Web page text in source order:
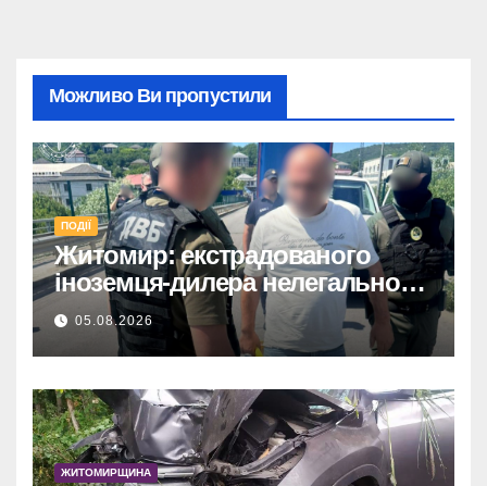
Можливо Ви пропустили
ПОДІЇ
Житомир: екстрадованого
іноземця-дилера нелегального
алкоголю чекає суд.
05.08.2026
ЖИТОМИРЩИНА